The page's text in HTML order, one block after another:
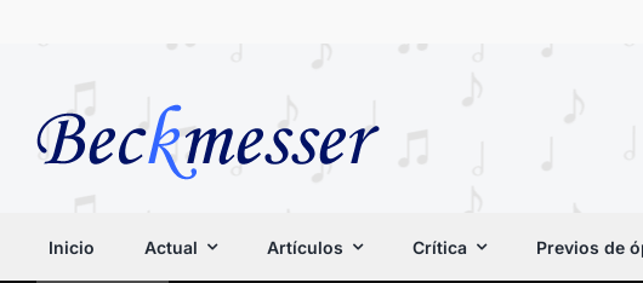
Inicio Actual Artículos Crítica Previos de